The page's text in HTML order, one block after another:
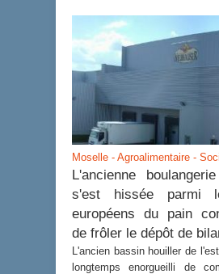
Moselle - Agroalimentaire -
L'ancienne
s'est hissée parmi
européens du pain
de frôler le dépôt de
L'ancien bassin houiller de
longtemps enorgueilli de